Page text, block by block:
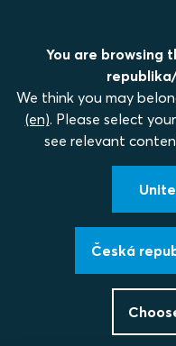
You are browsing
We think you may
(en). Please select
see relevant
Česká